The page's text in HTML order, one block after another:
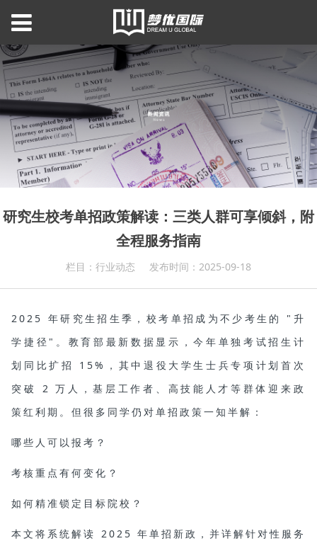
研究生校考单招政策解读：三类人群可享倾斜，附
全程服务指南
栏目：行业动态 发布时间：2025-09-18
2025 年研究生招生季，校考单招成为不少考生的 " 升
学捷径 " 。教育部最新数据显示，今年单独考试招生计
划同比扩招 15% ，其中退役大学生士兵专项计划首次
突破 2万人，基层工作者、高技能人才等群体迎来政
策红利期。但很多同学仍对单招政策一知半解：
哪些人可以报考？
考核重点有何变化？
如何精准锁定目标院校？
本文将系统解读 2025 年单招新政，并详解针对性服务